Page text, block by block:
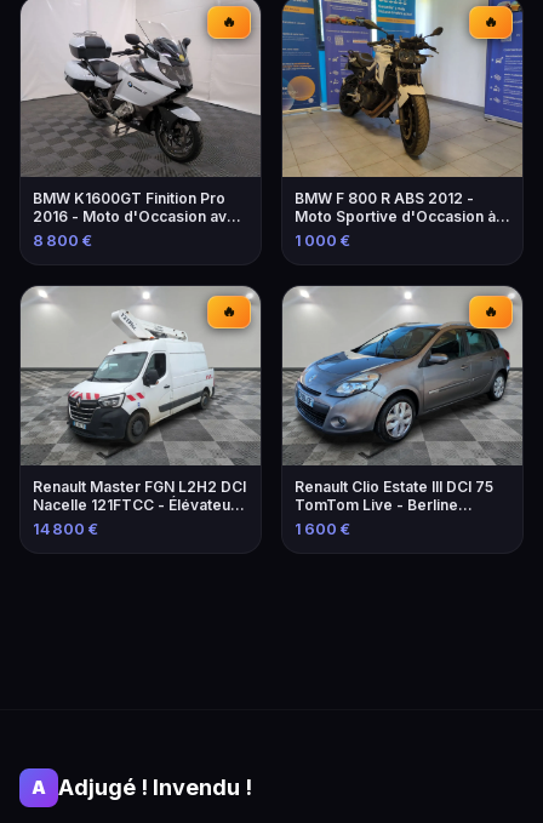
🔥
BMW K1600GT Finition Pro
2016 - Moto d'Occasion avec
Équipements
8 800 €
🔥
BMW F 800 R ABS 2012 -
Moto Sportive d'Occasion à
Marseille
1 000 €
🔥
Renault Master FGN L2H2 DCI
Nacelle 121FTCC - Élévateur
de 2021
14 800 €
🔥
Renault Clio Estate III DCI 75
TomTom Live - Berline
familiale économique
1 600 €
A Adjugé ! Invendu !